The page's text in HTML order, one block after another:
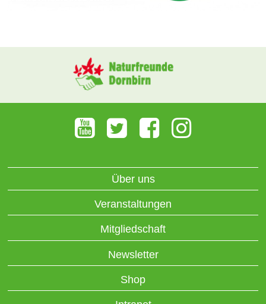
Über uns
Veranstaltungen
Mitgliedschaft
Newsletter
Shop